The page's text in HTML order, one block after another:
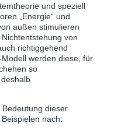
und speziell
„Energie“ und
außen stimulieren
von
richtiggehend
werden diese, für
so
dieser
Beispielen nach: